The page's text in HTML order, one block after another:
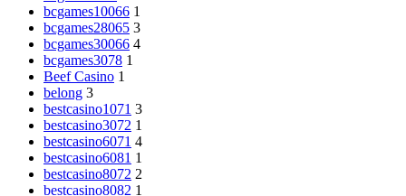
bcgames10066 1
bcgames28065 3
bcgames30066 4
bcgames3078 1
Beef Casino 1
belong 3
bestcasino1071 3
bestcasino3072 1
bestcasino6071 4
bestcasino6081 1
bestcasino8072 2
bestcasino8082 1